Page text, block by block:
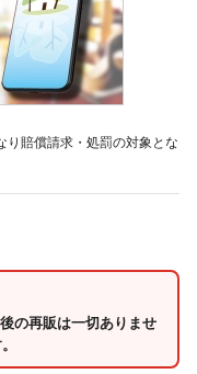
賠償請求・処罰の対象とな
の再販は一切ありませ